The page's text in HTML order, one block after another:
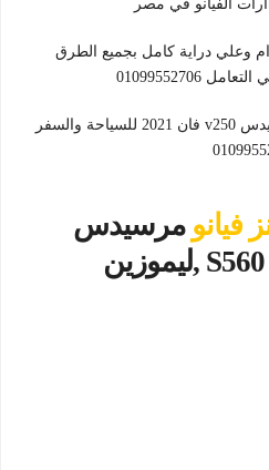
الفيانو في مصر
وعلي دراية كامل بجميع الطرق
لذلك ايجار افخم سيارات مرسيدس v250 فان 2021 للسياحة والسفر
مرسيدس
S450 , مرسيدس S560 ,ليموزين